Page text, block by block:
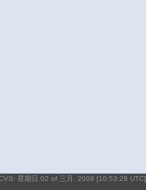
星期日 02 of 三月, 2008 [10:53:28 UTC]